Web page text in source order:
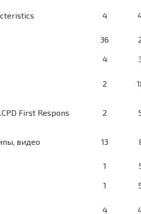
4
36
4
2
First Respons
2
видео
13
1
1
4